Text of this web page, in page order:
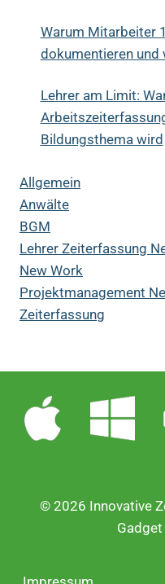
Warum Mitarbeiter
dokumentieren und
Lehrer am Limit:
Bildungsthema wird
Allgemein
Anwälte
BGM
Lehrer Zeiterfassung
New Work
Projektmanagement
Zeiterfassung
© 2026 Innovative